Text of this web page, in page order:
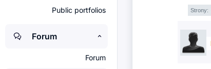
Public portfolios
Forum
Forum
Strony: